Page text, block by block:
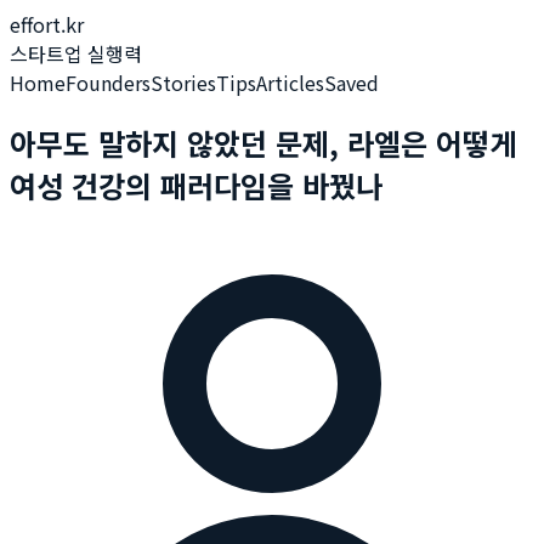
effort.kr
스타트업 실행력
HomeFoundersStoriesTipsArticlesSaved
아무도 말하지 않았던 문제, 라엘은 어떻게
여성 건강의 패러다임을 바꿨나